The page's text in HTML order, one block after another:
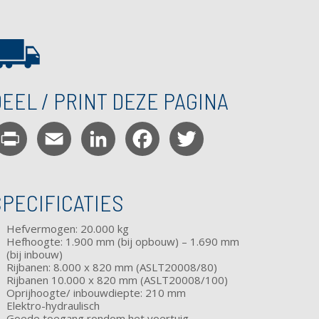
/ PRINT DEZE PAGINA
Print Email LinkedInFacebook
Hefvermogen: 20.000 kg
Hefhoogte: 1.900 mm (bij opbouw) – 1.690 mm
(bij inbouw)
Rijbanen: 8.000 x 820 mm (ASLT20008/80)
Rijbanen 10.000 x 820 mm (ASLT20008/100)
Oprijhoogte/ inbouwdiepte: 210 mm
Elektro-hydraulisch